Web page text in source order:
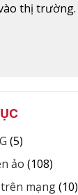
thị trường.
(5)
ảo (108)
mạng(10)